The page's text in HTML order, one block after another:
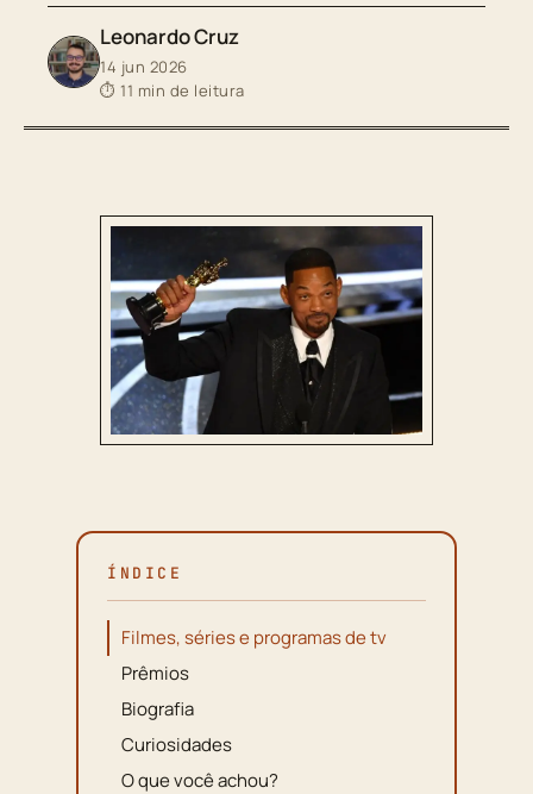
Leonardo Cruz
14 jun 2026
⏱ 11 min de leitura
ÍNDICE
Filmes, séries e programas de tv
Prêmios
Biografia
Curiosidades
O que você achou?